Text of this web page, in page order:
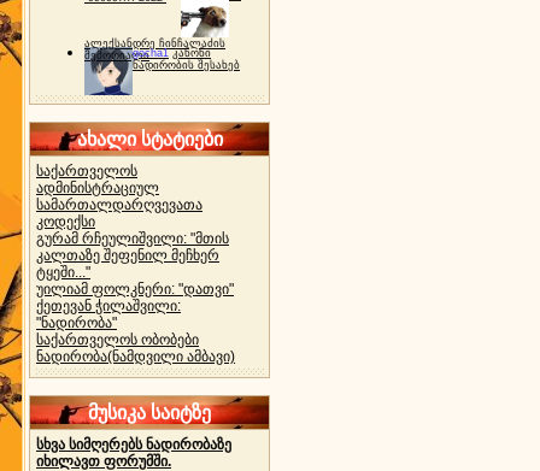
ალექსანდრე ჩინჩალაძის
მემორიალიgocha1 კანონი
ნადირობის შესახებ
ახალი სტატიები
საქართველოს
ადმინისტრაციულ
სამართალდარღვევათა
კოდექსი
გურამ რჩეულიშვილი: "მთის
კალთაზე შეფენილ მეჩხერ
ტყეში..."
უილიამ ფოლკნერი: "დათვი"
ქეთევან ჭილაშვილი:
"ნადირობა"
საქართველოს ობობები
ნადირობა(ნამდვილი ამბავი)
მუსიკა საიტზე
სხვა სიმღერებს ნადირობაზე
იხილავთ ფორუმში.